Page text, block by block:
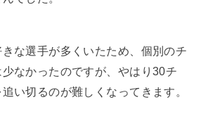
な選手が多くいたため、個別のチ
なかったのですが、やはり30チ
い切るのが難しくなってきます。